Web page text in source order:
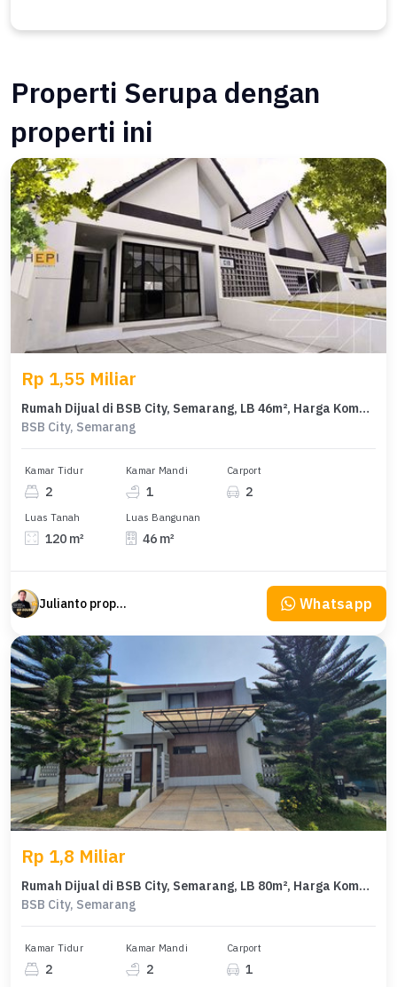
Properti Serupa dengan
properti ini
Rp 1,55 Miliar
Rumah Dijual di BSB City, Semarang, LB 46m², Harga Kompetitif!
BSB City, Semarang
Kamar Tidur
2
Kamar Mandi
1
Carport
2
Luas Tanah
120 m²
Luas Bangunan
46 m²
Julianto property Julianto Whatsapp
Rp 1,8 Miliar
Rumah Dijual di BSB City, Semarang, LB 80m², Harga Kompetitif!
BSB City, Semarang
Kamar Tidur
2
Kamar Mandi
2
Carport
1